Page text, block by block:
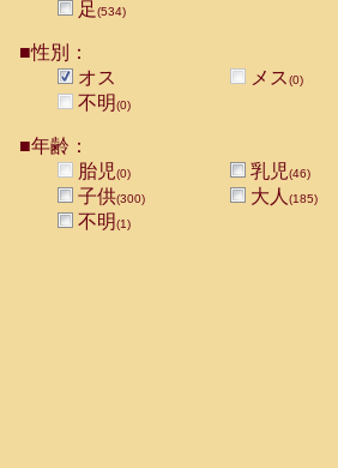
足(534)
■性別：
オス
メス(0)
不明(0)
■年齢：
胎児(0) 乳児(46)
子供(300) 大人 (185)
不明(1)